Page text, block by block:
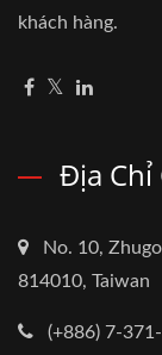
khách hàng.
Địa Chỉ
No. 10,
814010, Taiwan
(+886) 7-